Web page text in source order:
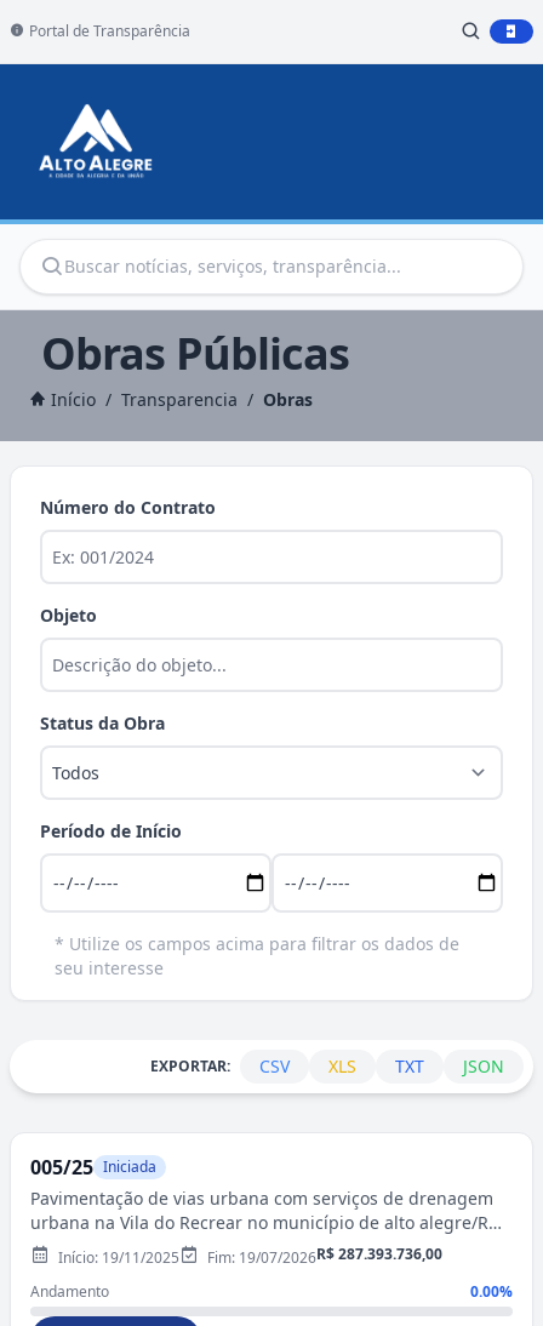
Portal de Transparência
Obras Públicas
Início / Transparencia / Obras
Número do Contrato
Objeto
Status da Obra
Período de Início
* Utilize os campos acima para filtrar os dados de
seu interesse
EXPORTAR: CSV XLS TXT JSON
005/25 Iniciada
Pavimentação de vias urbana com serviços de drenagem
urbana na Vila do Recrear no município de alto alegre/RR.
(Vila Recrear)
Início: 19/11/2025 Fim: 19/07/2026R$ 287.393.736,00
Andamento
0.00%